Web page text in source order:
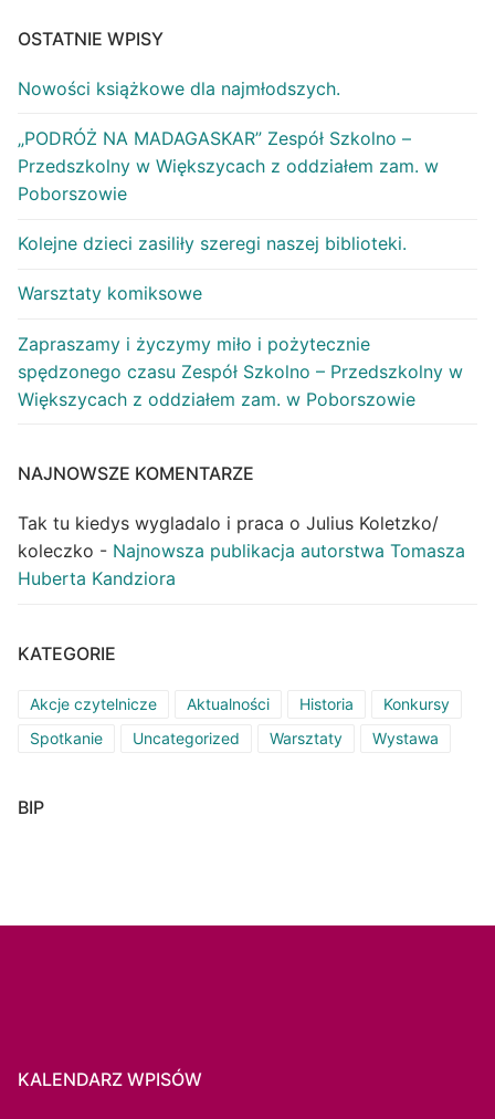
OSTATNIE WPISY
Nowości książkowe dla najmłodszych.
„PODRÓŻ NA MADAGASKAR” Zespół Szkolno –
Przedszkolny w Większycach z oddziałem zam. w
Poborszowie
Kolejne dzieci zasiliły szeregi naszej biblioteki.
Warsztaty komiksowe
Zapraszamy i życzymy miło i pożytecznie
spędzonego czasu Zespół Szkolno – Przedszkolny w
Większycach z oddziałem zam. w Poborszowie
NAJNOWSZE KOMENTARZE
Tak tu kiedys wygladalo i praca o Julius Koletzko/
koleczko - Najnowsza publikacja autorstwa Tomasza
Huberta Kandziora
KATEGORIE
Akcje czytelnicze Aktualności Historia
Konkursy
Spotkanie
Uncategorized Warsztaty Wystawa
BIP
KALENDARZ WPISÓW